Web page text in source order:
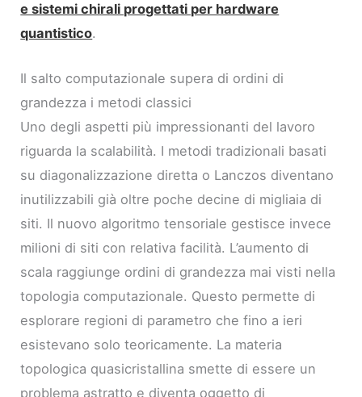
e sistemi chirali progettati per hardware
quantistico.
Il salto computazionale supera di ordini di
grandezza i metodi classici
Uno degli aspetti più impressionanti del lavoro
riguarda la scalabilità. I metodi tradizionali basati
su diagonalizzazione diretta o Lanczos diventano
inutilizzabili già oltre poche decine di migliaia di
siti. Il nuovo algoritmo tensoriale gestisce invece
milioni di siti con relativa facilità. L’aumento di
scala raggiunge ordini di grandezza mai visti nella
topologia computazionale. Questo permette di
esplorare regioni di parametro che fino a ieri
esistevano solo teoricamente. La materia
topologica quasicristallina smette di essere un
problema astratto e diventa oggetto di